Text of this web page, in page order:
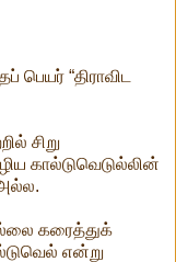
பெயர் “திராவிட
சிறு
கால்டுவெடுல்லின்
கரைத்துக்
என்று